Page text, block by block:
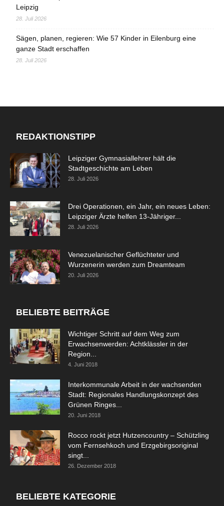
Leipzig
28. Juli 2026
Sägen, planen, regieren: Wie 57 Kinder in Eilenburg eine
ganze Stadt erschaffen
28. Juli 2026
REDAKTIONSTIPP
Leipziger Gymnasiallehrer hält die
Stadtgeschichte am Leben
28. Juli 2026
Drei Operationen, ein Jahr, ein neues Leben:
Leipziger Ärzte helfen 13-Jähriger...
28. Juli 2026
Venezuelanischer Geflüchteter und
Wurzenerin werden zum Dreamteam
20. Juli 2026
BELIEBTE BEITRÄGE
Wichtiger Schritt auf dem Weg zum
Erwachsenwerden: Achtklässler in der
Region...
4. Juni 2018
Interkommunale Arbeit in der wachsenden
Stadt: Regionales Handlungskonzept des
Grünen Ringes...
20. Juni 2018
Rocco rockt jetzt Hutzencountry – Schützling
vom Fernsehkoch und Erzgebirgsoriginal
singt...
26. Dezember 2018
BELIEBTE KATEGORIE